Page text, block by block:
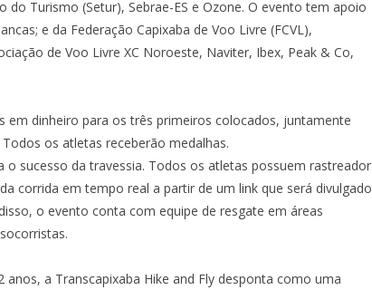
Turismo (Setur), Sebrae-ES e Ozone. O evento tem apoio
e da Federação Capixaba de Voo Livre (FCVL),
de Voo Livre XC Noroeste, Naviter, Ibex, Peak & Co,
em dinheiro para os três primeiros colocados, juntamente
os atletas receberão medalhas.
sucesso da travessia. Todos os atletas possuem rastreador
corrida em tempo real a partir de um link que será divulgado
o evento conta com equipe de resgate em áreas
a Transcapixaba Hike and Fly desponta como uma